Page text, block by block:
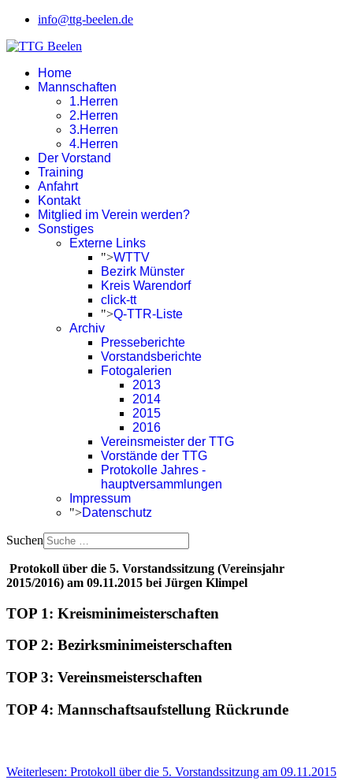
info@ttg-beelen.de
Home
Mannschaften
1.Herren
2.Herren
3.Herren
4.Herren
Der Vorstand
Training
Anfahrt
Kontakt
Mitglied im Verein werden?
Sonstiges
Externe Links
">WTTV
Bezirk Münster
Kreis Warendorf
click-tt
">Q-TTR-Liste
Archiv
Presseberichte
Vorstandsberichte
Fotogalerien
2013
2014
2015
2016
Vereinsmeister der TTG
Vorstände der TTG
Protokolle Jahres -
hauptversammlungen
Impressum
">Datenschutz
Suchen
Protokoll über die 5. Vorstandssitzung (Vereinsjahr
2015/2016) am 09.11.2015 bei Jürgen Klimpel
TOP 1: Kreisminimeisterschaften
TOP 2: Bezirksminimeisterschaften
TOP 3: Vereinsmeisterschaften
TOP 4: Mannschaftsaufstellung Rückrunde
Weiterlesen: Protokoll über die 5. Vorstandssitzung am 09.11.2015